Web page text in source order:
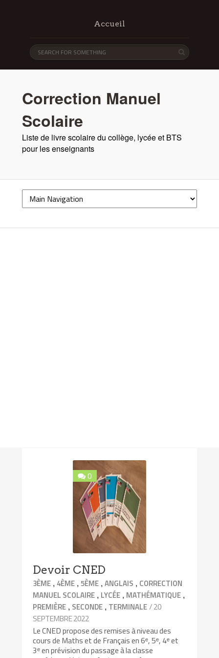
Accueil
Correction Manuel
Scolaire
Liste de livre scolaire du collège, lycée et BTS
pour les enseignants
0
Devoir CNED
3ÈME , 4ÈME ,5ÈME ,ANGLAIS , CORRECTION
MANUEL SCOLAIRE , LYCÉE , MATHÉMATIQUE ,
PREMIÈRE , SECONDE , TERMINALE/ 20
SEPTEMBRE 2022
Le CNED propose des remises à niveau des
cours de Maths et de Français en 6ᵉ, 5ᵉ, 4ᵉ et
3ᵉ en prévision du passage à la classe